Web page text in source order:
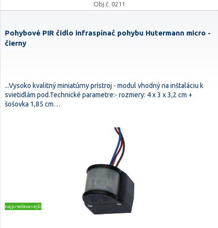
Obj.č. 0211
Pohybové PIR čidlo infraspínač pohybu Hutermann micro -
čierny
...Vysoko kvalitný miniatúrny prístroj - modul vhodný na inštaláciu k
svietidlám pod.Technické parametre:- rozmery: 4 x 3 x 3,2 cm +
šošovka 1,85 cm…
najpredávanejšie